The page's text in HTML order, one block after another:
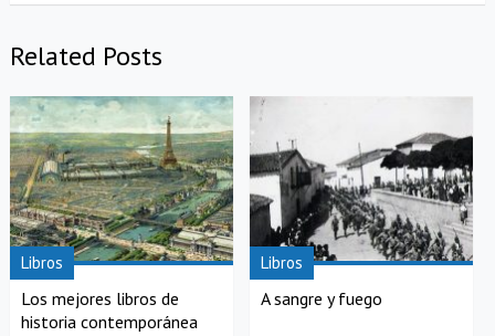
Related Posts
Libros
Los mejores libros de
historia contemporánea
Libros
A sangre y fuego